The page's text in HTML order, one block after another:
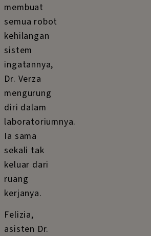
membuat
semua robot
kehilangan
sistem
ingatannya,
Dr. Verza
mengurung
diri dalam
laboratoriumnya.
Ia sama
sekali tak
keluar dari
ruang
kerjanya.
Felizia,
asisten Dr.